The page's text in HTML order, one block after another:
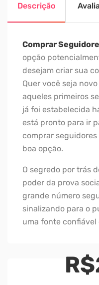
Descrição
Comprar
opção
desejam criar sua
Quer você seja
aqueles primeiros
já foi estabelecida
está pronto para ir
comprar
boa opção.
O segredo por trás
poder da prova
grande número
sinalizando para o
uma fonte confiável
R$